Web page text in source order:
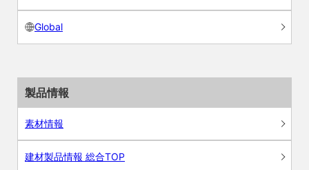
Global
製品情報
素材情報
建材製品情報 総合TOP